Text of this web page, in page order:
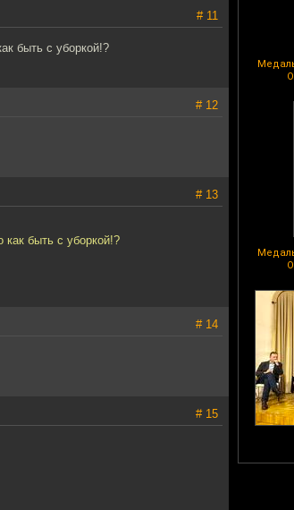
# 11
быть с уборкой!?
# 12
# 13
быть с уборкой!?
# 14
# 15